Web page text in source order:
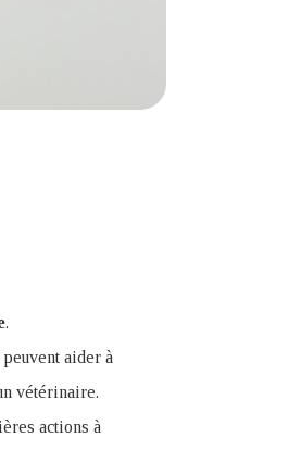
.
aider à
vétérinaire.
actions à